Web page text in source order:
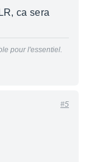
ca sera
pour l'essentiel.
#5